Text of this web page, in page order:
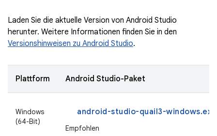
Laden Sie die aktuelle Version von Android Studio
herunter. Weitere Informationen finden Sie in den
Versionshinweisen zu Android Studio.
Plattform Android Studio-Paket
Windows
(64-Bit)
android-studio-quail3-windows.exe
Empfohlen